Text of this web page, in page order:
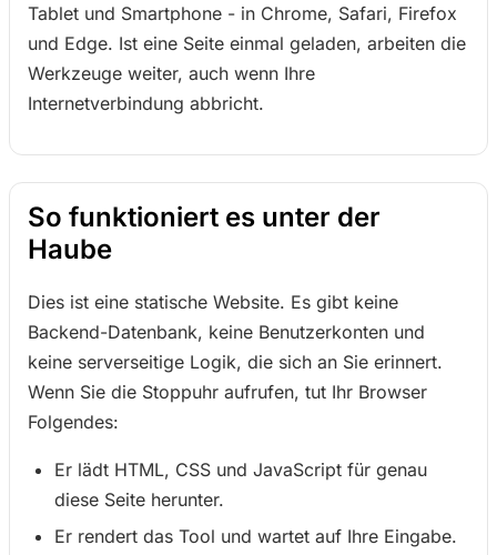
Tablet und Smartphone - in Chrome, Safari, Firefox
und Edge. Ist eine Seite einmal geladen, arbeiten die
Werkzeuge weiter, auch wenn Ihre
Internetverbindung abbricht.
So funktioniert es unter der
Haube
Dies ist eine statische Website. Es gibt keine
Backend-Datenbank, keine Benutzerkonten und
keine serverseitige Logik, die sich an Sie erinnert.
Wenn Sie die Stoppuhr aufrufen, tut Ihr Browser
Folgendes:
Er lädt HTML, CSS und JavaScript für genau
diese Seite herunter.
Er rendert das Tool und wartet auf Ihre Eingabe.